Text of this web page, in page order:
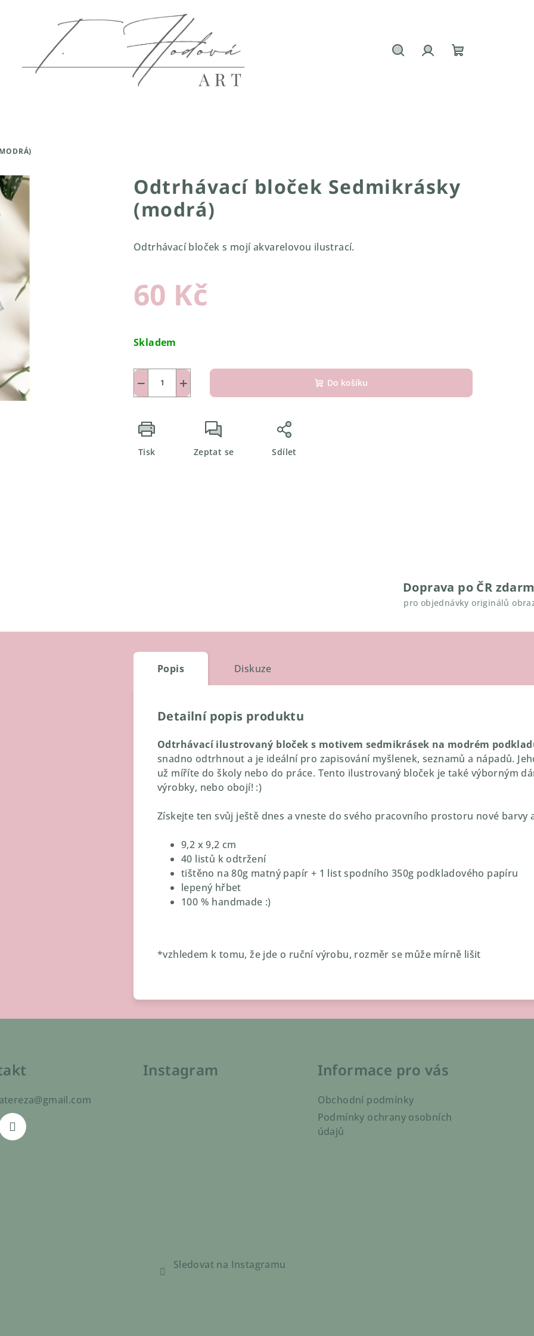
Odtrhávací bloček Sedmikrásky
(modrá)
Odtrhávací bloček s mojí akvarelovou ilustrací.
60 Kč
cena:
Skladem
+
− Do košíku
Tisk Zeptat se Sdílet
Doprava po ČR
pro objednávky originálů
Popis Diskuze
Detailní popis produktu
Odtrhávací ilustrovaný bloček s motivem sedmikrásek na modrém
snadno odtrhnout a je ideální pro zapisování myšlenek, seznamů a nápadů.
už míříte do školy nebo do práce. Tento ilustrovaný bloček je také výborným
výrobky, nebo obojí! :)
Získejte ten svůj ještě dnes a vneste do svého pracovního prostoru nové barvy
9,2 x 9,2 cm
40 listů k odtržení
tištěno na 80g matný papír + 1 list spodního 350g podkladového papíru
lepený hřbet
100 % handmade :)
*vzhledem k tomu, že jde o ruční výrobu, rozměr se může mírně lišit
@gmail.com
Instagram
Sledovat na Instagramu
Informace pro vás
Obchodní podmínky
Podmínky ochrany osobních
údajů